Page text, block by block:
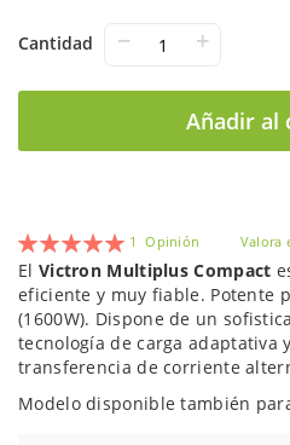
Cantidad − +
Añadir al
la
Valoración:
100
% of100
1 Opinión Valora
El Victron Multiplus Compact
eficiente y muy fiable. Potente
(1600W). Dispone de un
tecnología de carga adaptativa
transferencia de corriente
Modelo disponible también